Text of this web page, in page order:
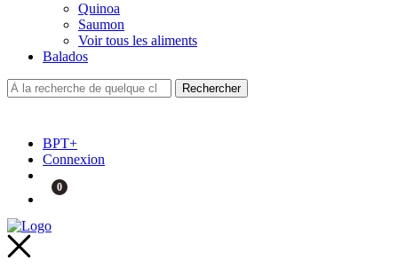
Quinoa
Saumon
Voir tous les aliments
Balados
BPT+
Connexion
0